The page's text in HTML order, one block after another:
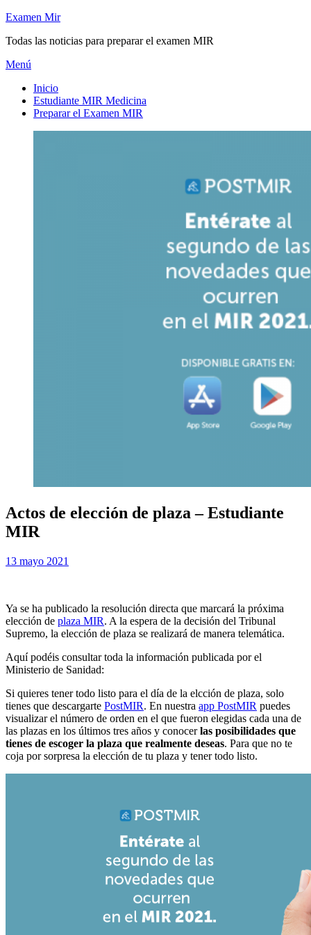
Saltar
contenido
Examen Mir
Todas las noticias para preparar el examen MIR
Menú
Inicio
Estudiante MIR Medicina
Preparar el Examen MIR
Actos de elección de plaza – Estudiante
MIR
porExamen MIR
Publicada
13 mayo 2021
Ya se ha publicado la resolución directa que marcará la próxima
elección de plaza MIR. A la espera de la decisión del Tribunal
Supremo, la elección de plaza se realizará de manera telemática.
Aquí podéis consultar toda la información publicada por el
Ministerio de Sanidad:
Si quieres tener todo listo para el día de la elcción de plaza, solo
tienes que descargarte PostMIR. En nuestra app PostMIR puedes
visualizar el número de orden en el que fueron elegidas cada una de
las plazas en los últimos tres años y conocerlas posibilidades que
tienes de escoger la plaza que realmente deseas. Para que no te
coja por sorpresa la elección de tu plaza y tener todo listo.